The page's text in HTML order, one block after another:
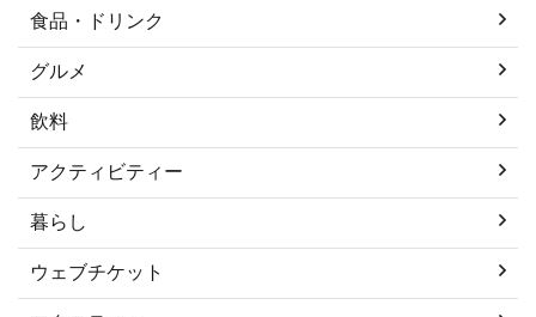
食品・ドリンク
グルメ
飲料
アクティビティー
暮らし
ウェブチケット